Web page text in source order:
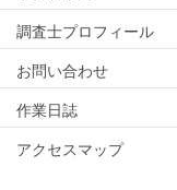
調査士プロフィール
お問い合わせ
作業日誌
アクセスマップ